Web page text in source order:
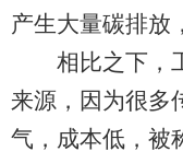
产生大量碳排放
相比之下，工
来源，因为很多
气，成本低，被